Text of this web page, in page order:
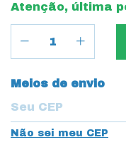
Atenção, última
Entregas para o
Meios de envio
Não sei meu CEP